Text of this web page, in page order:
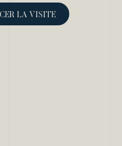
LA VISITE